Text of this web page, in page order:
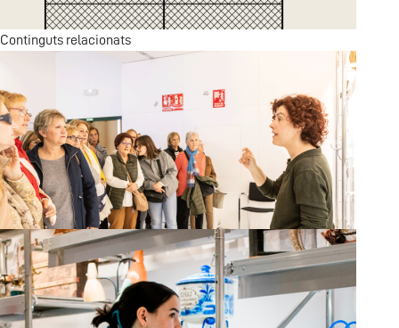
Catalog of fences. ESCIF
Continguts relacionats